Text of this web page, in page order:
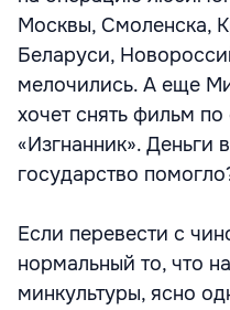
Москвы, Смоленска,
Беларуси,
мелочились. А еще
хочет снять фильм
«Изгнанник». Деньги
государство
Если перевести с
нормальный то, что
минкультуры, ясно